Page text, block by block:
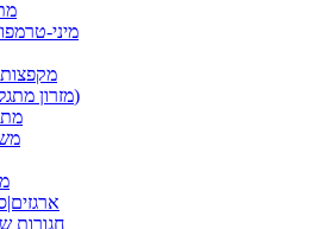
מיני-
מקפצות
Flexi-Roll (מזרון מתגלגל)
חגורות